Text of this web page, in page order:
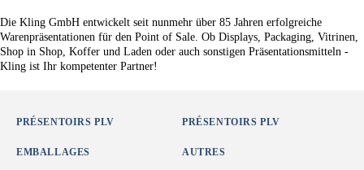
Die Kling GmbH entwickelt seit nunmehr über 85 Jahren erfolgreiche
Warenpräsentationen für den Point of Sale. Ob Displays, Packaging, Vitrinen,
Shop in Shop, Koffer und Laden oder auch sonstigen Präsentationsmitteln -
Kling ist Ihr kompetenter Partner!
PRÉSENTOIRS PLV PRÉSENTOIRS PLV
EMBALLAGES AUTRES